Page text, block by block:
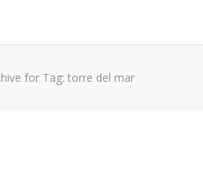
for Tag: torre del mar